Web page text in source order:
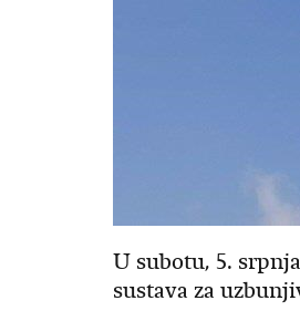
U subotu, 5.
sustava za